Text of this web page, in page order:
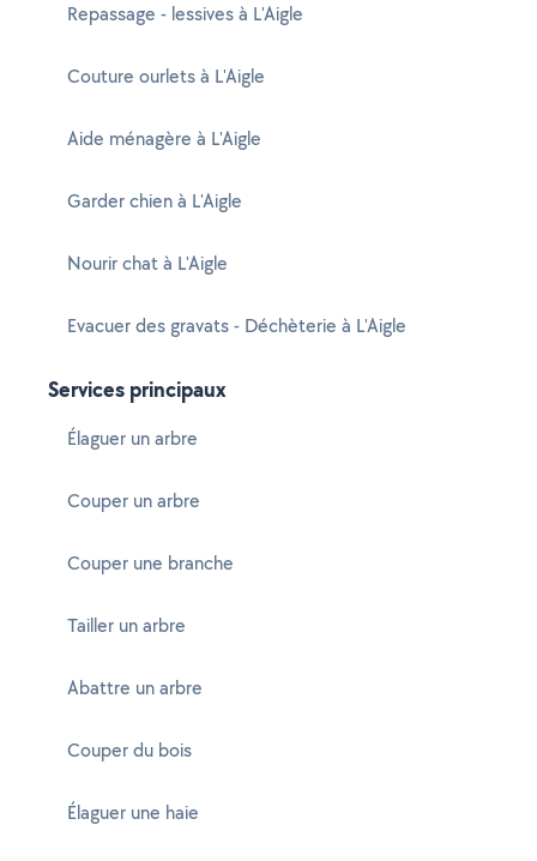
Repassage - lessives à L'Aigle
Couture ourlets à L'Aigle
Aide ménagère à L'Aigle
Garder chien à L'Aigle
Nourir chat à L'Aigle
Evacuer des gravats - Déchèterie à L'Aigle
Services principaux
Élaguer un arbre
Couper un arbre
Couper une branche
Tailler un arbre
Abattre un arbre
Couper du bois
Élaguer une haie